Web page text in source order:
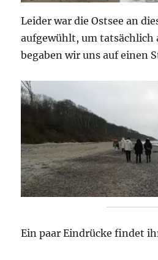
Leider war die Ostsee an
aufgewühlt, um tatsächlich
begaben wir uns auf einen
Ein paar Eindrücke findet